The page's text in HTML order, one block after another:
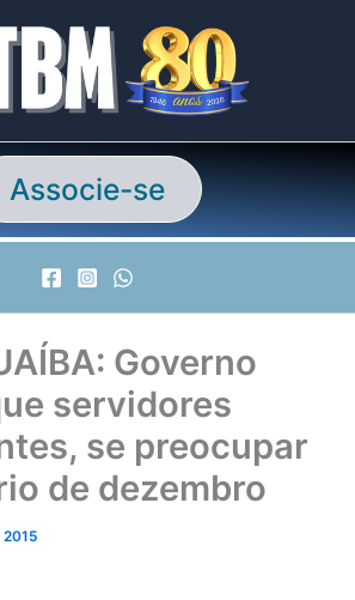
Associe-se
Governo
servidores
se preocupar
de dezembro
2015